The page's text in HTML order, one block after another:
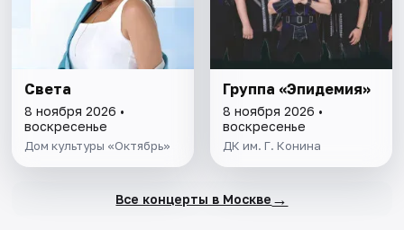
Света
8 ноября 2026 •
воскресенье
Дом культуры «Октябрь»
Группа «Эпидемия»
8 ноября 2026 •
воскресенье
ДК им. Г. Конина
Все концерты в Москве →